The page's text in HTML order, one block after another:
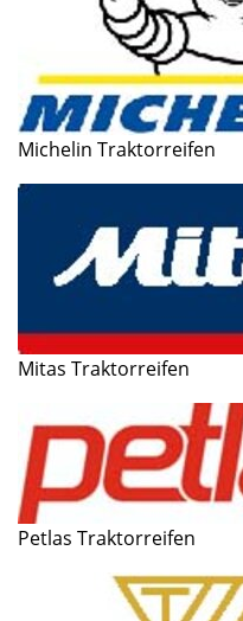
Michelin Traktorreifen
Mitas Traktorreifen
Petlas Traktorreifen